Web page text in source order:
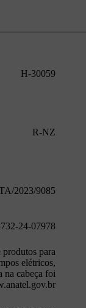
H-30059
R-NZ
2023/9085
24-07978
para
elétricos,
na cabeça foi